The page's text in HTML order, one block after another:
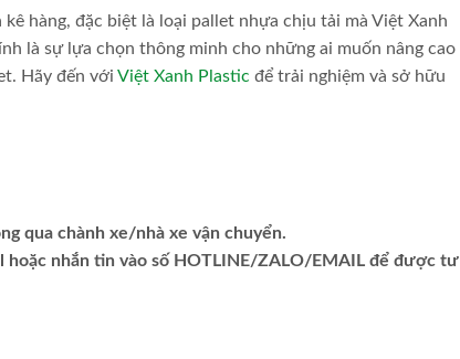
hàng, đặc biệt là loại pallet nhựa chịu tải mà Việt Xanh
là sự lựa chọn thông minh cho những ai muốn nâng cao
Hãy đến với Việt Xanh Plastic để trải nghiệm và sở hữu
qua chành xe/nhà xe vận chuyển.
hoặc nhắn tin vào số HOTLINE/ZALO/EMAIL để được tư